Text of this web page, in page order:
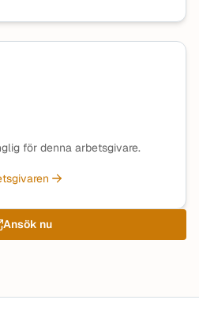
för denna arbetsgivare.
Ansök nu